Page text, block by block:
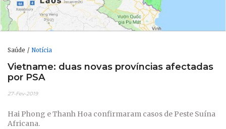
Saúde Notícia
Vietname: duas novas províncias afectadas
por PSA
27-Fev-2019
Hai Phong e Thanh Hoa confirmaram casos de Peste Suína
Africana.